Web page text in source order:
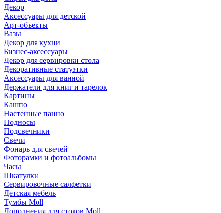
Декор
Аксессуары для детской
Арт-объекты
Вазы
Декор для кухни
Бизнес-аксессуары
Декор для сервировки стола
Декоративные статуэтки
Аксессуары для ванной
Держатели для книг и тарелок
Картины
Кашпо
Настенные панно
Подносы
Подсвечники
Свечи
Фонарь для свечей
Фоторамки и фотоальбомы
Часы
Шкатулки
Сервировочные салфетки
Детская мебель
Тумбы Moll
Дополнения для столов Moll